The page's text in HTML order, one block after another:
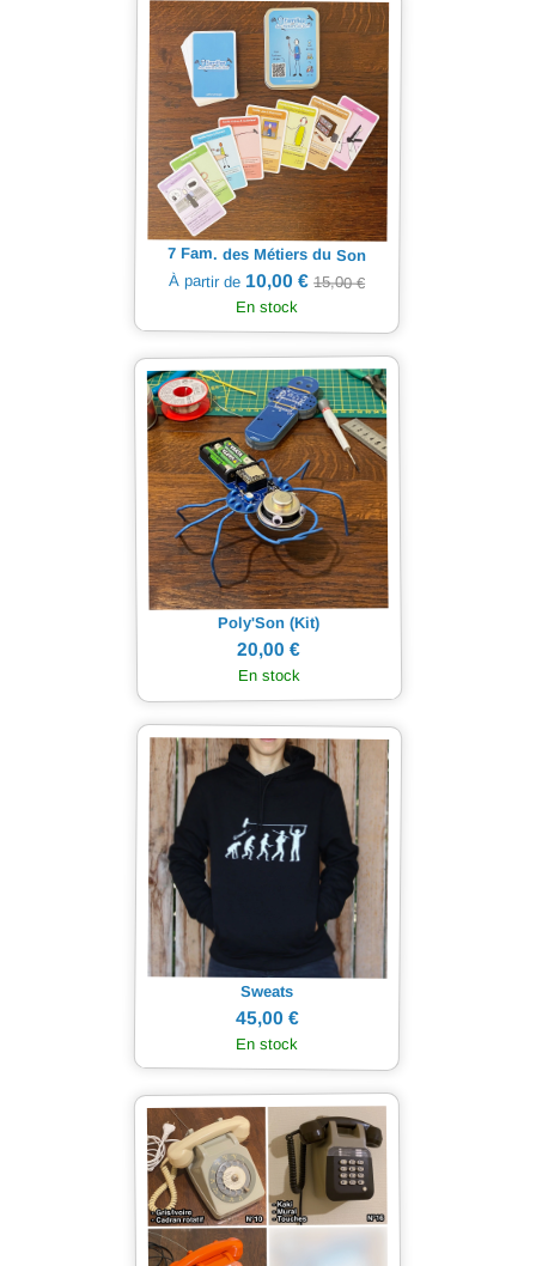
7 Fam. des Métiers du Son
À partir de 10,00 € 15,00 €
En stock
Poly'Son (Kit)
20,00 €
En stock
Sweats
45,00 €
En stock